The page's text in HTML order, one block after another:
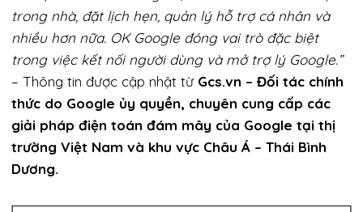
trong nhà, đặt lịch hẹn, quản lý hỗ trợ cá nhân và
nhiều hơn nữa. OK Google đóng vai trò đặc biệt
trong việc kết nối người dùng và mở trợ lý Google.”
– Thông tin được cập nhật từ Gcs.vn – Đối tác chính
thức do Google ủy quyền, chuyên cung cấp các
giải pháp điện toán đám mây của Google tại thị
trường Việt Nam và khu vực Châu Á – Thái Bình
Dương.